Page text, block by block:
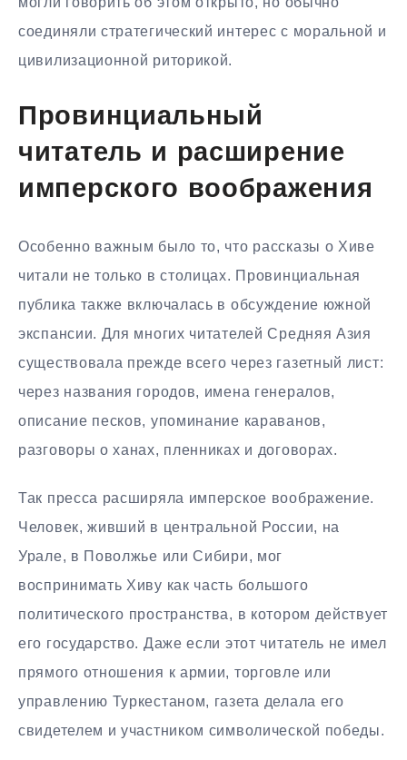
соединяли стратегический интерес с моральной и
цивилизационной риторикой.
Провинциальный
читатель и расширение
имперского воображения
Особенно важным было то, что рассказы о Хиве
читали не только в столицах. Провинциальная
публика также включалась в обсуждение южной
экспансии. Для многих читателей Средняя Азия
существовала прежде всего через газетный лист:
через названия городов, имена генералов,
описание песков, упоминание караванов,
разговоры о ханах, пленниках и договорах.
Так пресса расширяла имперское воображение.
Человек, живший в центральной России, на
Урале, в Поволжье или Сибири, мог
воспринимать Хиву как часть большого
политического пространства, в котором действует
его государство. Даже если этот читатель не имел
прямого отношения к армии, торговле или
управлению Туркестаном, газета делала его
свидетелем и участником символической победы.